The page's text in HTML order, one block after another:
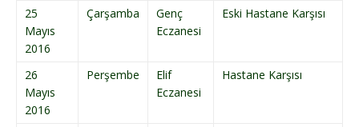
25
Mayıs
2016
Çarşamba
Genç
Eczanesi
Eski Hastane Karşısı
26
Mayıs
2016
Perşembe
Elif
Eczanesi
Hastane Karşısı